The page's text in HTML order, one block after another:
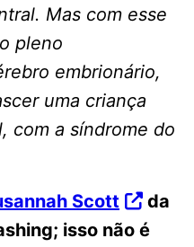
Mas com esse
pleno
embrionário,
uma criança
com a síndrome do
Scott
da
isso não é